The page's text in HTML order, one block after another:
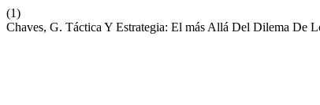
(1)
Chaves, G. Táctica Y Estrategia: El más Allá Del Dilema De